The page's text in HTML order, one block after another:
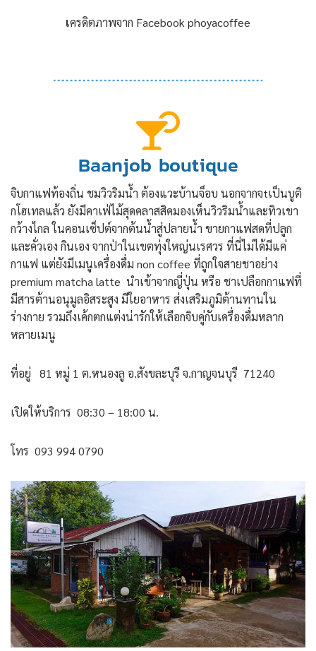
เครดิตภาพจาก Facebook phoyacoffee
Baanjob boutique
จิบกาแฟท้องถิ่น ชมวิวริมน้ำ ต้องแวะบ้านจ็อบ นอกจากจtเป็นบูติ
กโฮเทลแล้ว ยังมีคาเฟ่ไม้สุดคลาสสิคมองเห็นวิวริมน้ำและทิวเขา
กว้างไกล ในคอนเซ็ปต์จากต้นน้ำสู่ปลายน้ำ ขายกาแฟสดที่ปลูก
และคั่วเอง กินเอง จากป่าในเขตทุ่งใหญ่นเรศวร ที่นี่ไม่ได้มีแค่
กาแฟ แต่ยังมีเมนูเครื่องดื่ม non coffee ที่ถูกใจสายชาอย่าง
premium matcha latte นำเข้าจากญี่ปุ่น หรือ ชาเปลือกกาแฟที่
มีสารต้านอนุมูลอิสระสูง มีใยอาหาร ส่งเสริมภูมิต้านทานใน
ร่างกาย รวมถึงเค้กตกแต่งน่ารักให้เลือกจิบคู่กับเครื่องดื่มหลาก
หลายเมนู
ที่อยู่ 81 หมู่ 1 ต.หนองลู อ.สังขละบุรี จ.กาญจนบุรี 71240
เปิดให้บริการ 08:30 – 18:00 น.
โทร 093 994 0790